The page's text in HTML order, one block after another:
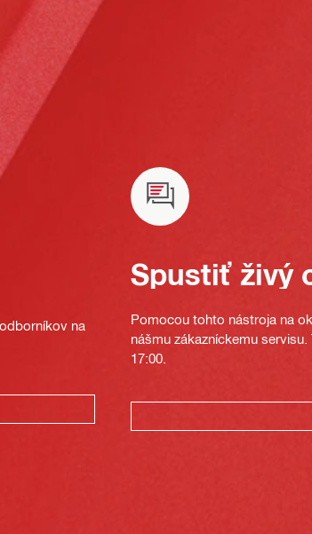
na
Spustiť živý
Pomocou tohto nástroja na
nášmu zákazníckemu
17:00.